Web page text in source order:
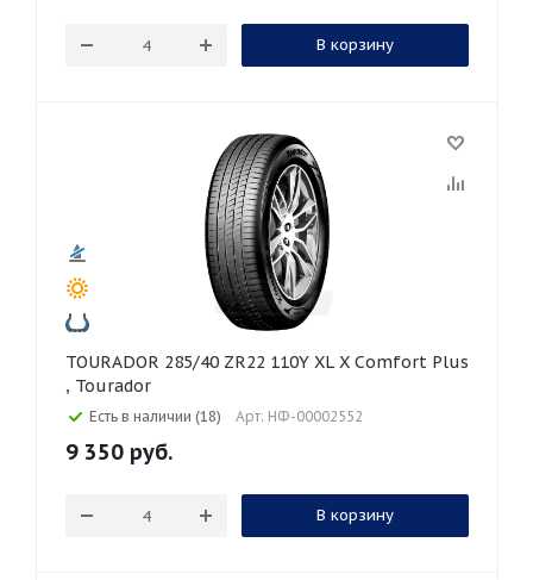
В корзину
TOURADOR 285/40 ZR22 110Y XL X Comfort Plus
, Tourador
Есть в наличии (18) Арт: НФ-00002552
9 350 руб.
В корзину